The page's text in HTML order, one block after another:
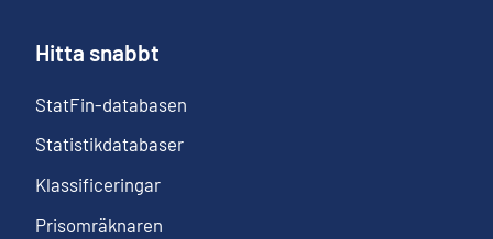
Hitta snabbt
StatFin-databasen
Statistikdatabaser
Klassificeringar
Prisomräknaren